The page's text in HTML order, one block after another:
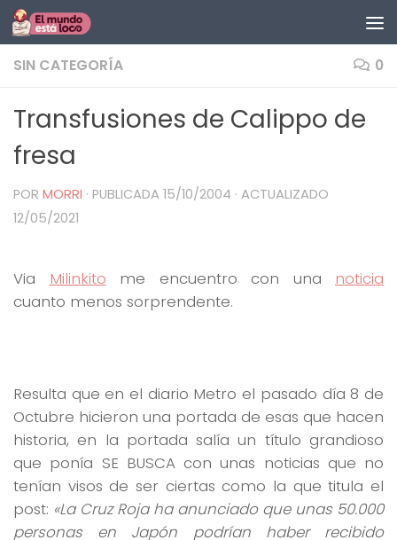
Saltar al contenido
SIN CATEGORÍA 0
Transfusiones de Calippo de
fresa
POR MORRI · PUBLICADA 15/10/2004 · ACTUALIZADO
12/05/2021
Via Milinkito me encuentro con una noticia
cuanto menos sorprendente.
Resulta que en el diario Metro el pasado día 8 de
Octubre hicieron una portada de esas que hacen
historia, en la portada salía un título grandioso
que ponía SE BUSCA con unas noticias que no
tenían visos de ser ciertas como la que titula el
post: «La Cruz Roja ha anunciado que unas 50.000
personas en Japón podrían haber recibido